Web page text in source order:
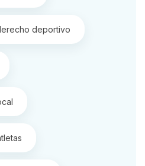
deportivo